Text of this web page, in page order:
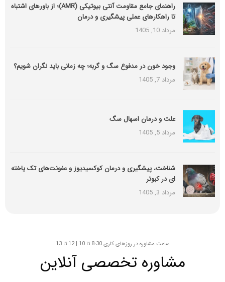
راهنمای جامع مقاومت آنتی بیوتیکی (َAMR)؛ از باورهای اشتباه
تا راهکارهای عملی پیشگیری و درمان
مرداد 10, 1405
وجود خون در مدفوع سگ و گربه؛ چه زمانی باید نگران شویم؟
مرداد 7, 1405
علت و درمان اسهال سگ
مرداد 5, 1405
شناخت، پیشگیری و درمان کوکسیدیوز و عفونت‌های تک یاخته
ای در کبوتر
مرداد 3, 1405
ساعت مشاوره در روزهای کاری 8:30 تا 10 | 12 تا 13
مشاوره تخصصی آنلاین